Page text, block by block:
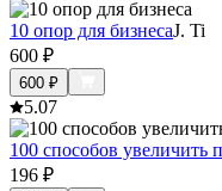
10 опор для бизнесаJ. Ti
600 ₽
600 ₽
5.07
100 способов увеличить
196 ₽